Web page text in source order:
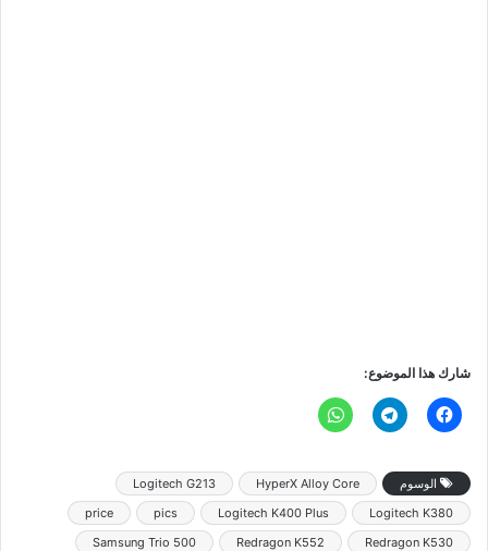
شارك هذا الموضوع:
الوسوم HyperX Alloy Core
Logitech G213
Logitech K380
Logitech K400 Plus
pics
price
Redragon K530
Redragon K552
Samsung Trio 500